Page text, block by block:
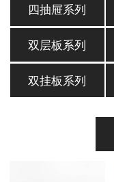
四抽屉系列
双层板系列
双挂板系列